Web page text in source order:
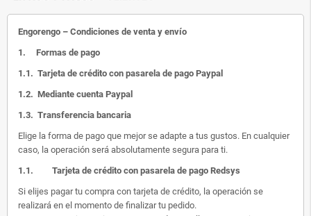
Engorengo – Condiciones de venta y envío
1. Formas de pago
1.1. Tarjeta de crédito con pasarela de pago Paypal
1.2. Mediante cuenta Paypal
1.3. Transferencia bancaria
Elige la forma de pago que mejor se adapte a tus gustos. En cualquier
caso, la operación será absolutamente segura para ti.
1.1. Tarjeta de crédito con pasarela de pago Redsys
Si elijes pagar tu compra con tarjeta de crédito, la operación se
realizará en el momento de finalizar tu pedido.